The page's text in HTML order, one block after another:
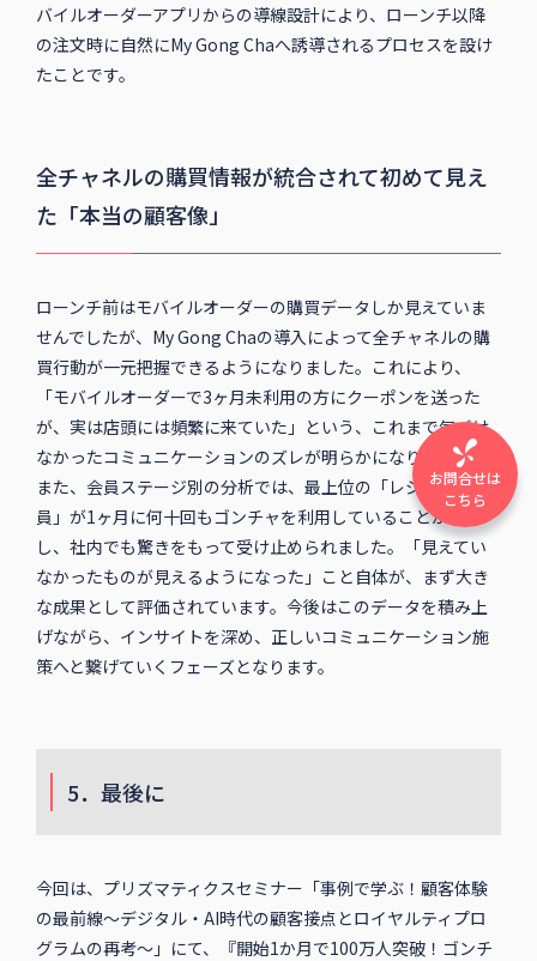
バイルオーダーアプリからの導線設計により、ローンチ以降
の注文時に自然にMy Gong Chaへ誘導されるプロセスを設け
たことです。
全チャネルの購買情報が統合されて初めて見え
た「本当の顧客像」
ローンチ前はモバイルオーダーの購買データしか見えていま
せんでしたが、My Gong Chaの導入によって全チャネルの購
買行動が一元把握できるようになりました。これにより、
「モバイルオーダーで3ヶ月未利用の方にクーポンを送った
が、実は店頭には頻繁に来ていた」という、これまで気づけ
なかったコミュニケーションのズレが明らかになりました。
また、会員ステージ別の分析では、最上位の「レジェンド会
員」が1ヶ月に何十回もゴンチャを利用していることが判明
し、社内でも驚きをもって受け止められました。「見えてい
なかったものが見えるようになった」こと自体が、まず大き
な成果として評価されています。今後はこのデータを積み上
げながら、インサイトを深め、正しいコミュニケーション施
策へと繋げていくフェーズとなります。
5．最後に
今回は、プリズマティクスセミナー「事例で学ぶ！顧客体験
の最前線～デジタル・AI時代の顧客接点とロイヤルティプロ
グラムの再考～」にて、『開始1か月で100万人突破！ゴンチ
お問合せは
こちら